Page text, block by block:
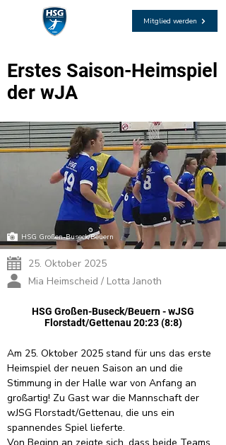
Mitglied werden
Erstes Saison-Heimspiel
der wJA
HSG Großen-Buseck/Beuern
25. Oktober 2025
Mia Heimscheid / Lotta Janoth
HSG Großen-Buseck/Beuern - wJSG
Florstadt/Gettenau 20:23 (8:8)
Am 25. Oktober 2025 stand für uns das erste
Heimspiel der neuen Saison an und die
Stimmung in der Halle war von Anfang an
großartig! Zu Gast war die Mannschaft der
wJSG Florstadt/Gettenau, die uns ein
spannendes Spiel lieferte.